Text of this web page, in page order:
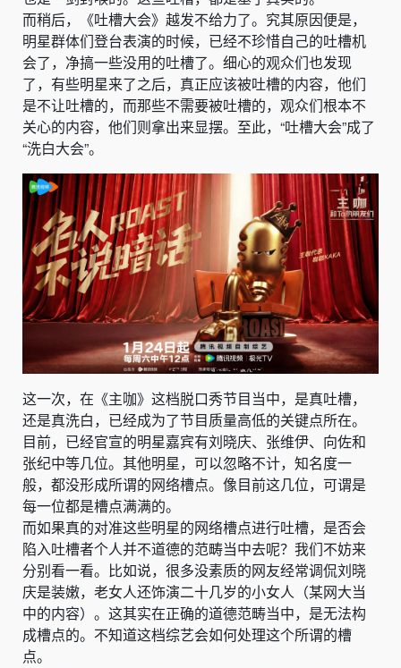
而稍后，《吐槽大会》越发不给力了。究其原因便是，
明星群体们登台表演的时候，已经不珍惜自己的吐槽机
会了，净搞一些没用的吐槽了。细心的观众们也发现
了，有些明星来了之后，真正应该被吐槽的内容，他们
是不让吐槽的，而那些不需要被吐槽的，观众们根本不
关心的内容，他们则拿出来显摆。至此，“吐槽大会”成了
“洗白大会”。
这一次，在《主咖》这档脱口秀节目当中，是真吐槽，
还是真洗白，已经成为了节目质量高低的关键点所在。
目前，已经官宣的明星嘉宾有刘晓庆、张维伊、向佐和
张纪中等几位。其他明星，可以忽略不计，知名度一
般，都没形成所谓的网络槽点。像目前这几位，可谓是
每一位都是槽点满满的。
而如果真的对准这些明星的网络槽点进行吐槽，是否会
陷入吐槽者个人并不道德的范畴当中去呢？我们不妨来
分别看一看。比如说，很多没素质的网友经常调侃刘晓
庆是装嫩，老女人还饰演二十几岁的小女人（某网大当
中的内容）。这其实在正确的道德范畴当中，是无法构
成槽点的。不知道这档综艺会如何处理这个所谓的槽
点。